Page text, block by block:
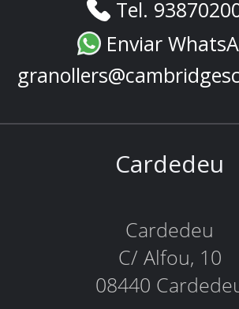
Tel.
Enviar
Cardedeu
Cardedeu
C/ Alfou, 10
08440